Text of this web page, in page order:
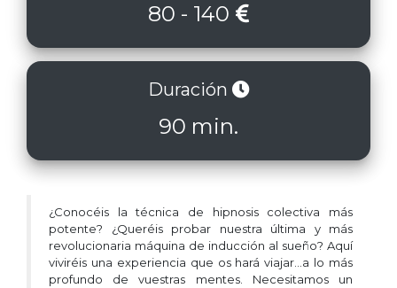
80 - 140
Duración
90 min.
¿Conocéis la técnica de hipnosis colectiva más
potente? ¿Queréis probar nuestra última y más
revolucionaria máquina de inducción al sueño? Aquí
viviréis una experiencia que os hará viajar…a lo más
profundo de vuestras mentes. Necesitamos un